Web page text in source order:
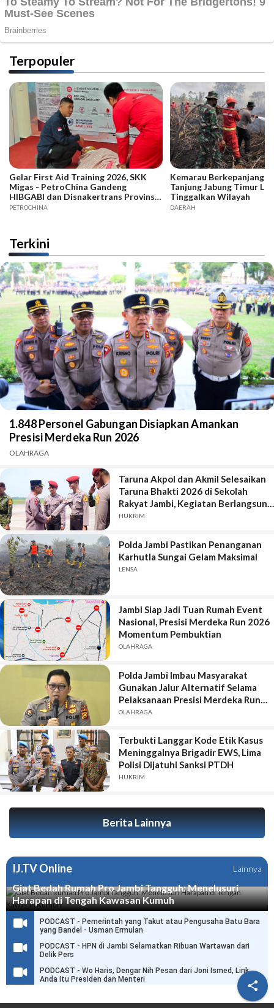

Terpopuler
Gelar First Aid Training 2026, SKK
Migas - PetroChina Gandeng
HIBGABI dan Disnakertrans Provinsi
Jambi
PETROCHINA
Kemarau
Tanjung Jabung Timur
Tinggalkan Wilayah
DAERAH
Terkini
1.848 Personel Gabungan Disiapkan Amankan
Presisi Merdeka Run 2026
OLAHRAGA
Taruna Akpol dan Akmil Selesaikan
Taruna Bhakti 2026 di Sekolah
Rakyat Jambi, Kegiatan Berlangsung
Aman dan Lancar
HUKRIM
Polda Jambi Pastikan Penanganan
Karhutla Sungai Gelam Maksimal
LENSA
Jambi Siap Jadi Tuan Rumah Event
Nasional, Presisi Merdeka Run 2026
Momentum Pembuktian
OLAHRAGA
Polda Jambi Imbau Masyarakat
Gunakan Jalur Alternatif Selama
Pelaksanaan Presisi Merdeka Run
2026
OLAHRAGA
Terbukti Langgar Kode Etik Kasus
Meninggalnya Brigadir EWS, Lima
Polisi Dijatuhi Sanksi PTDH
HUKRIM
Berita Lainnya
IJ.TV Online Lainnya
Giat Bedah Rumah Pro Jambi Tangguh: Menelusuri
Harapan di Tengah Kawasan Kumuh
PODCAST - Pemerintah yang Takut atau Pengusaha Batu Bara
yang Bandel - Usman Ermulan
PODCAST - HPN di Jambi Selamatkan Ribuan Wartawan dari
Delik Pers
PODCAST - Wo Haris, Dengar Nih Pesan dari Joni Ismed, Link
Anda Itu Presiden dan Menteri